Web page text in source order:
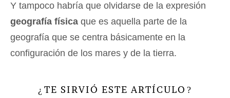
Y tampoco habría que olvidarse de la expresión
geografía física que es aquella parte de la
geografía que se centra básicamente en la
configuración de los mares y de la tierra.
¿ TE SIRVIÓ ESTE ARTÍCULO ?